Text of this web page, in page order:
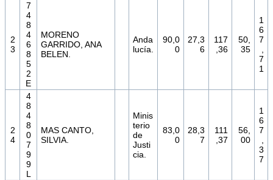
2
3
7
4
8
4
6
8
5
2
E
MORENO
GARRIDO, ANA
BELEN.
Anda
lucía.
90,0
0
27,3
6
117
,36
50,
35
1
6
7
7
1
2
4
4
8
4
8
0
7
9
9
L
MAS CANTO,
SILVIA.
Minis
terio
de
Justi
cia.
83,0
0
28,3
7
111
,37
56,
00
1
6
7
3
7